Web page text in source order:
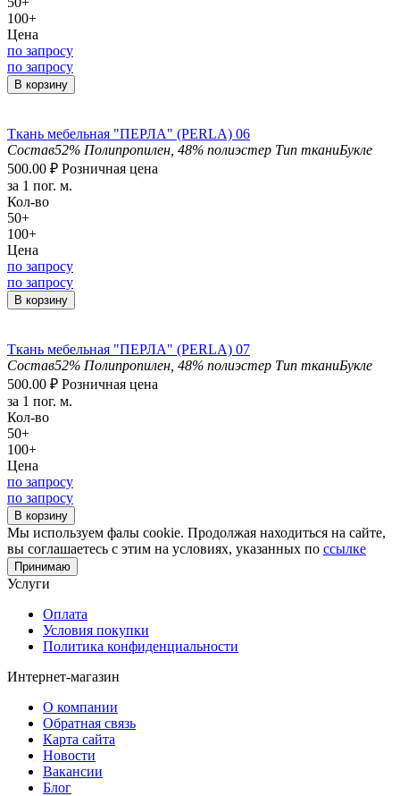
100+
Цена
по запросу
по запросу
В корзину
Ткань мебельная "ПЕРЛА" (PERLA) 06
Состав52% Полипропилен, 48% полиэстер Тип тканиБукле
500.00 ₽ Розничная цена
за 1 пог. м.
Кол-во
50+
100+
Цена
по запросу
по запросу
В корзину
Ткань мебельная "ПЕРЛА" (PERLA) 07
Состав52% Полипропилен, 48% полиэстер Тип тканиБукле
500.00 ₽ Розничная цена
за 1 пог. м.
Кол-во
50+
100+
Цена
по запросу
по запросу
В корзину
Мы используем фалы cookie. Продолжая находиться на сайте,
вы соглашаетесь с этим на условиях, указанных по ссылке
Принимаю
Услуги
Оплата
Условия покупки
Политика конфиденциальности
Интернет-магазин
О компании
Обратная связь
Карта сайта
Новости
Вакансии
Блог